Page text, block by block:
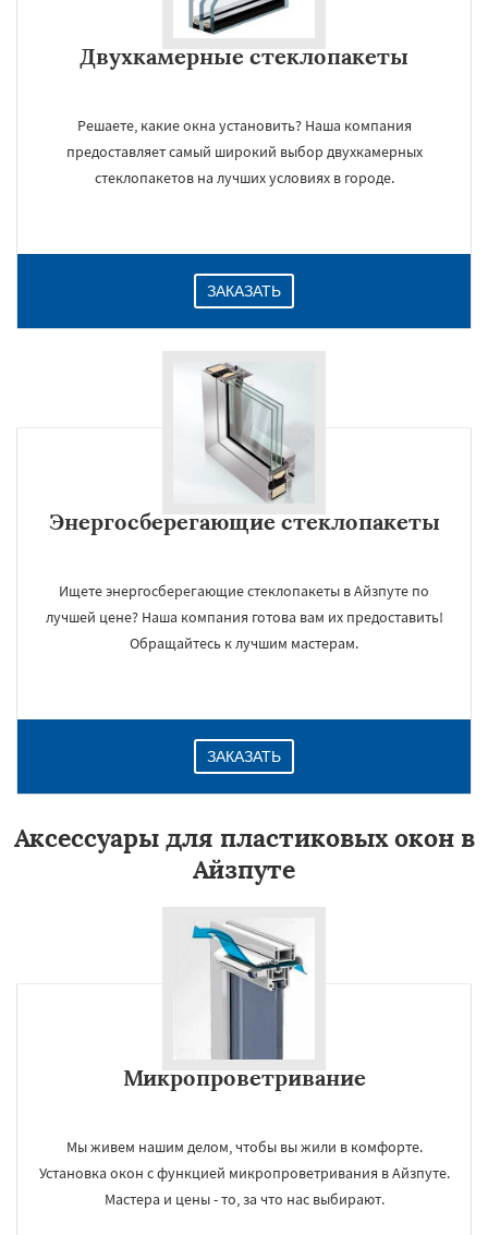
Двухкамерные стеклопакеты
Решаете, какие окна установить? Наша компания
предоставляет самый широкий выбор двухкамерных
стеклопакетов на лучших условиях в городе.
ЗАКАЗАТЬ
Энергосберегающие стеклопакеты
Ищете энергосберегающие стеклопакеты в Айзпуте по
лучшей цене? Наша компания готова вам их предоставить!
Обращайтесь к лучшим мастерам.
ЗАКАЗАТЬ
Аксессуары для пластиковых окон в
Айзпуте
Микропроветривание
Мы живем нашим делом, чтобы вы жили в комфорте.
Установка окон с функцией микропроветривания в Айзпуте.
Мастера и цены - то, за что нас выбирают.